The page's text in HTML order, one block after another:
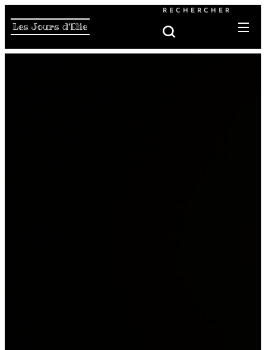
Les Jours d'Elie
RECHERCHER